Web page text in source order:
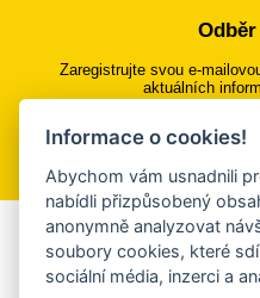
Zaregistrujte svou e-
aktuálních
Přihlásit
Aplikace
Chcete dostávat do svého
Informace o cookies!
Abychom vám usnadnili
nabídli přizpůsobený
anonymně analyzovat
soubory cookies, které
sociální média, inzerci a